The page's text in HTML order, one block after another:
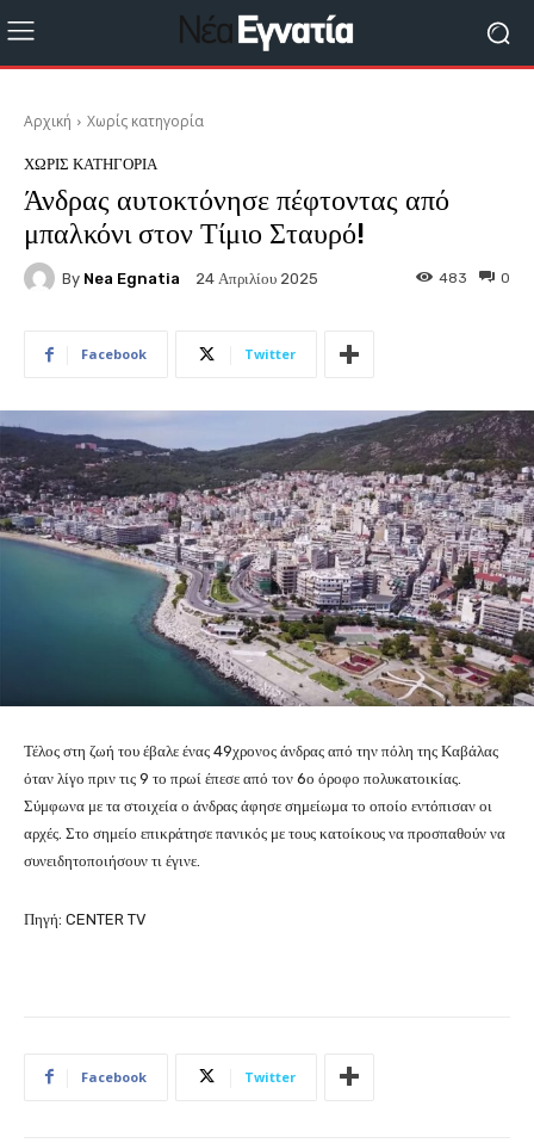
Αρχική Χωρίς κατηγορία
ΧΩΡΊΣ ΚΑΤΗΓΟΡΊΑ
Άνδρας αυτοκτόνησε πέφτοντας από
μπαλκόνι στον Τίμιο Σταυρό!
By Nea Egnatia 24 Απριλίου 2025 0
483
Facebook Twitter
Τέλος στη ζωή του έβαλε ένας 49χρονος άνδρας από την πόλη της Καβάλας
όταν λίγο πριν τις 9 το πρωί έπεσε από τον 6ο όροφο πολυκατοικίας.
Σύμφωνα με τα στοιχεία ο άνδρας άφησε σημείωμα το οποίο εντόπισαν οι
αρχές. Στο σημείο επικράτησε πανικός με τους κατοίκους να προσπαθούν να
συνειδητοποιήσουν τι έγινε.
Πηγή: CENTER TV
Facebook Twitter